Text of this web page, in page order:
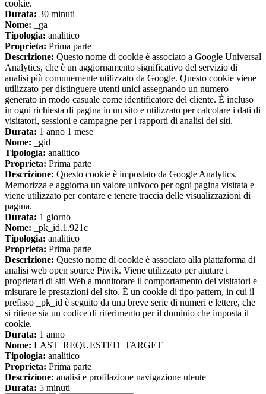
cookie.
Durata: 30 minuti
Nome: _ga
Tipologia: analitico
Proprieta: Prima parte
Descrizione: Questo nome di cookie è associato a Google Universal
Analytics, che è un aggiornamento significativo del servizio di
analisi più comunemente utilizzato da Google. Questo cookie viene
utilizzato per distinguere utenti unici assegnando un numero
generato in modo casuale come identificatore del cliente. È incluso
in ogni richiesta di pagina in un sito e utilizzato per calcolare i dati di
visitatori, sessioni e campagne per i rapporti di analisi dei siti.
Durata: 1 anno 1 mese
Nome: _gid
Tipologia: analitico
Proprieta: Prima parte
Descrizione: Questo cookie è impostato da Google Analytics.
Memorizza e aggiorna un valore univoco per ogni pagina visitata e
viene utilizzato per contare e tenere traccia delle visualizzazioni di
pagina.
Durata: 1 giorno
Nome: _pk_id.1.921c
Tipologia: analitico
Proprieta: Prima parte
Descrizione: Questo nome di cookie è associato alla piattaforma di
analisi web open source Piwik. Viene utilizzato per aiutare i
proprietari di siti Web a monitorare il comportamento dei visitatori e
misurare le prestazioni del sito. È un cookie di tipo pattern, in cui il
prefisso _pk_id è seguito da una breve serie di numeri e lettere, che
si ritiene sia un codice di riferimento per il dominio che imposta il
cookie.
Durata: 1 anno
Nome: LAST_REQUESTED_TARGET
Tipologia: analitico
Proprieta: Prima parte
Descrizione: analisi e profilazione navigazione utente
Durata: 5 minuti